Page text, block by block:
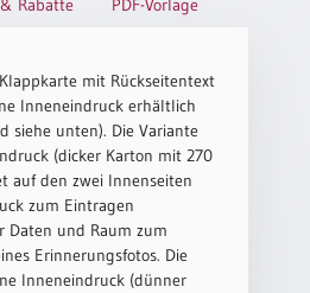
Rabatte PDF-Vorlage
mit Rückseitentext
Inneneindruck erhältlich
siehe unten). Die Variante
(dicker Karton mit 270
auf den zwei Innenseiten
zum Eintragen
Daten und Raum zum
Erinnerungsfotos. Die
Inneneindruck (dünner